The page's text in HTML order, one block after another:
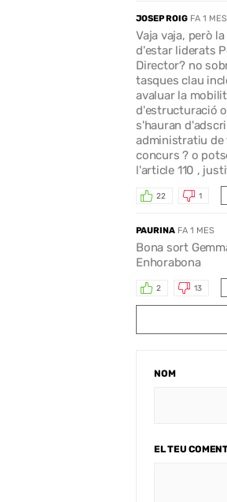
JOSEP ROIG FA 1 MES
Vaja vaja, però
d'estar liderats
Director? no
tasques clau
avaluar la
d'estructuració
s'hauran
administratiu de
concurs ? o
l'article 110 ,
22 1
PAURINA FA 1 MES
Bona sort
Enhorabona
2 13
NOM
EL TEU